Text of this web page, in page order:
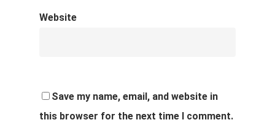
Website
Save my name, email, and website in
this browser for the next time I comment.